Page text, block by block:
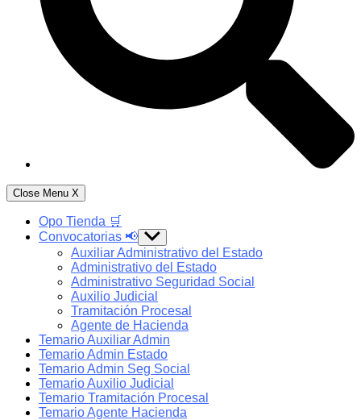
Close Menu X
Opo Tienda 🛒
Convocatorias 📢 Show
sub
menu
Auxiliar Administrativo del Estado
Administrativo del Estado
Administrativo Seguridad Social
Auxilio Judicial
Tramitación Procesal
Agente de Hacienda
Temario Auxiliar Admin
Temario Admin Estado
Temario Admin Seg Social
Temario Auxilio Judicial
Temario Tramitación Procesal
Temario Agente Hacienda